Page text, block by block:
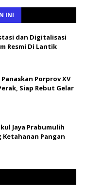
INI
dan Digitalisasi
Resmi Di Lantik
Porprov XV
Siap Rebut Gelar
Jaya Prabumulih
Pangan